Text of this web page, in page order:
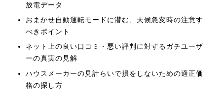
放電データ
おまかせ自動運転モードに潜む、天候急変時の注意す
べきポイント
ネット上の良い口コミ・悪い評判に対するガチユーザ
ーの真実の見解
ハウスメーカーの見計らいで損をしないための適正価
格の探し方